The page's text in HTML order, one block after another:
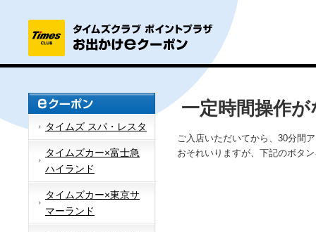
タイムズ スパ・レスタ
タイムズカー×富士急
ハイランド
タイムズカー×東京サ
マーランド
一定時間操作
ご入店いただいてから、30分間
おそれいりますが、下記のボタ